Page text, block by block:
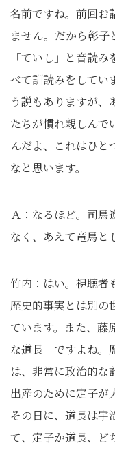
名前ですね。前回お
ません。だから彰子
「ていし」と音読
べて訓読みをしてい
う説もありますが
たちが慣れ親しんで
んだよ、これはひと
なと思います。
Ａ：なるほど。司馬
なく、あえて竜馬と
竹内：はい。視聴者
歴史的事実とは別の
ています。また、藤
な道長」ですよね。
は、非常に政治的な
出産のために定子が
その日に、道長は宇
て、定子か道長、ど